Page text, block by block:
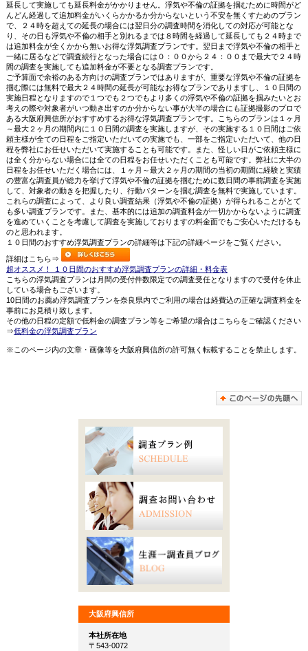
延長して実施しても延長料金がかかりません。浮気や不倫の証拠を掴むために時間がど
んどん経過して追加料金がいくらかかるか分からないという不安を無くすためのプラン
で、２４時を超えての延長の場合には翌日分の調査時間を消化しての対応が可能とな
り、その日も浮気や不倫の相手と別れるまでは８時間を経過して延長しても２４時まで
は追加料金が全くかから無いお得な浮気調査プランです。翌日まで浮気や不倫の相手と
一緒に居るなどで調査続行となった場合には０：００から２４：００まで最大で２４時
間の調査を実施しても追加料金が不要となる調査プランです。
ご予算面で余裕のある方向けの調査プランではありますが、重要な浮気や不倫の証拠を
掴む際には無料で最大２４時間の延長が可能なお得なプランでありますし、１０日間の
実施日程となりますので１つでも２つでもより多くの浮気や不倫の証拠を掴みたいとお
考えの際や対象者がいつ動き出すのか分からない事が大半の場合にも証拠撮影のプロで
ある大阪府興信所がおすすめするお得な浮気調査プランです。こちらのプランは１ヶ月
～最大２ヶ月の期間内に１０日間の調査を実施しますが、その実施する１０日間はご依
頼主様が全ての日程をご指定いただいての実施でも、一部をご指定いただいて、他の日
程を弊社にお任せいただいて実施することも可能です。また、怪しい日がご依頼主様に
は全く分からない場合には全ての日程をお任せいただくことも可能です。弊社に大半の
日程をお任せいただく場合には、１ヶ月～最大２ヶ月の期間の当初の期間に経験と実績
の豊富な調査員が総力を挙げて浮気や不倫の証拠を掴むために数日間の事前調査を実施
して、対象者の動きを把握したり、行動パターンを掴む調査を無料で実施しています。
これらの調査によって、より良い調査結果（浮気や不倫の証拠）が得られることがとて
も多い調査プランです。また、基本的には追加の調査料金が一切かからないように調査
を進めていくことを考慮して調査を実施しておりますの料金面でもご安心いただけるも
のと思われます。
１０日間のおすすめ浮気調査プランの詳細等は下記の詳細ページをご覧ください。
詳細はこちら⇒
超オススメ！ １０日間のおすすめ浮気調査プランの詳細・料金表
こちらの浮気調査プランは月間の受付件数限定での調査受任となりますので受付を休止
している場合もございます。
10日間のお薦め浮気調査プランを奈良県内でご利用の場合は経費込の正確な調査料金を
事前にお見積り致します。
その他の日程の定額で低料金の調査プラン等をご希望の場合はこちらをご確認ください
⇒低料金の浮気調査プラン
※このページ内の文章・画像等を大阪府興信所の許可無く転載することを禁止します。
大阪府興信所
本社所在地
〒543-0072